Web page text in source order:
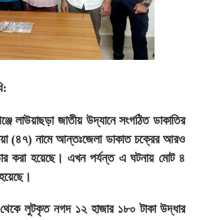
লাউয়াছড়া জাতীয় উদ্যানে সংগঠিত ডাকাতির
(৪৭) নামে আন্তঃজেলা ডাকাত চক্রের আরও
করা হয়েছে। এখন পর্যন্ত এ ঘটনায় মোট ৪
লুটকৃত নগদ ১২ হাজার ১৮০ টাকা উদ্ধার